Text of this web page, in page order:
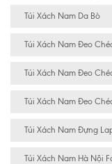
Túi Xách Nam Da Bò
Túi Xách Nam Đeo
Túi Xách Nam Đeo
Túi Xách Nam Đeo
Túi Xách Nam Đựng
Túi Xách Nam Hà Nội